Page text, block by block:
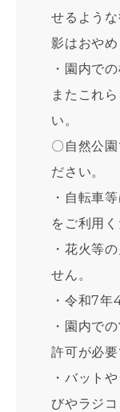
せるよう
影はおやめ
・園内で
またこれ
い。
〇自然公
ださい。
・自転車
をご利用く
・花火等
せん。
・令和7年
・園内で
許可が必要
・バット
びやラジ